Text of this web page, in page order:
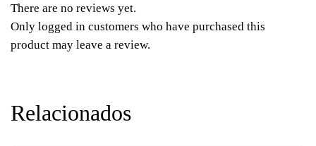
There are no reviews yet.
Only logged in customers who have purchased this
product may leave a review.
Relacionados